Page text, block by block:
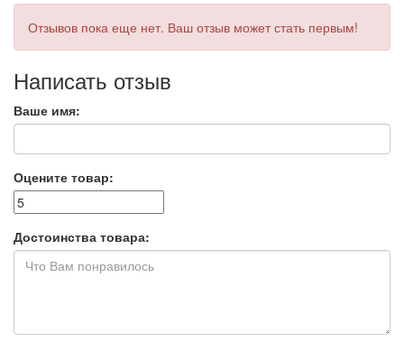
Отзывов пока еще нет. Ваш отзыв может стать первым!
Написать отзыв
Ваше имя:
Оцените товар:
Достоинства товара: